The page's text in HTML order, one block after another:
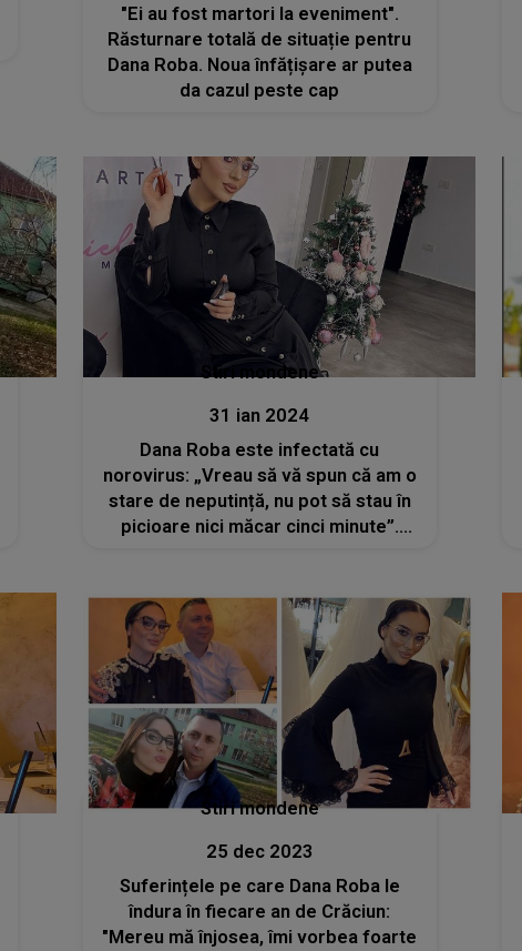
"Ei au fost martori la eveniment".
Răsturnare totală de situație pentru
Dana Roba. Noua înfățișare ar putea
da cazul peste cap
Stiri mondene
31 ian 2024
Dana Roba este infectată cu
norovirus: „Vreau să vă spun că am o
stare de neputință, nu pot să stau în
picioare nici măcar cinci minute”.
Stiri mondene
25 dec 2023
Suferințele pe care Dana Roba le
îndura în fiecare an de Crăciun:
"Mereu mă înjosea, îmi vorbea foarte